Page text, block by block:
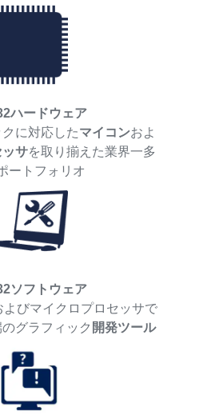
ハードウェア
に対応したマイコンおよ
ッサを取り揃えた業界一多
ートフォリオ
ソフトウェア
びマイクロプロセッサで
グラフィック 開発ツール